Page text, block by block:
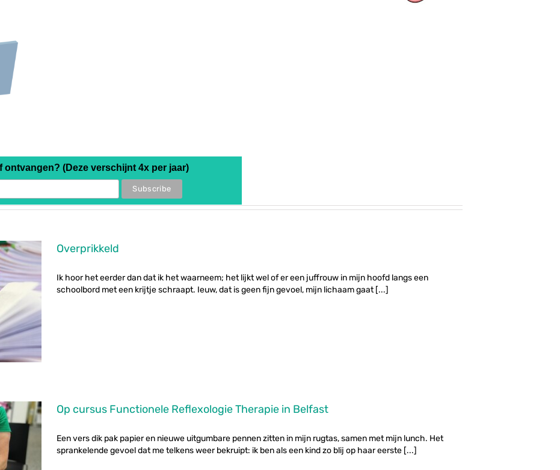
ontvangen? (Deze verschijnt 4x per jaar)
Overprikkeld
Ik hoor het eerder dan dat ik het waarneem; het lijkt wel of er een juffrouw in mijn hoofd langs een
schoolbord met een krijtje schraapt. Ieuw, dat is geen fijn gevoel, mijn lichaam gaat [...]
Op cursus Functionele Reflexologie Therapie in Belfast
Een vers dik pak papier en nieuwe uitgumbare pennen zitten in mijn rugtas, samen met mijn lunch. Het
sprankelende gevoel dat me telkens weer bekruipt: ik ben als een kind zo blij op haar eerste [...]